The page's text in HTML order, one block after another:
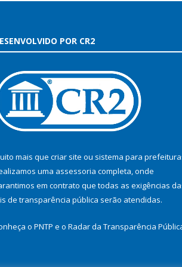
POR CR2
mais que criar site ou sistema para
uma assessoria completa, onde
em contrato que todas as exigências
de transparência pública serão atendidas.
o PNTP e o Radar da Transparência